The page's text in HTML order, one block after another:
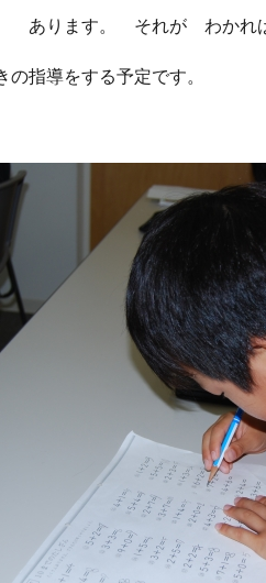
あります。 それが わかれ
指導をする予定です。